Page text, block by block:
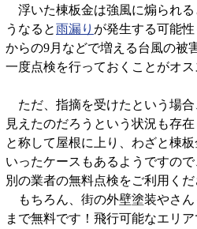
浮いた棟板金は強風に煽られ
うなると雨漏り が発生する可能
からの9月などで増える台風の被
一度点検を行っておくことがオス
ただ、指摘を受けたという場
見えたのだろうという状況も存
と称して屋根に上り、わざと棟
いったケースもあるようですの
別の業者の無料点検をご利用くだ
もちろん、街の外壁塗装やさ
まで無料です！飛行可能なエリ